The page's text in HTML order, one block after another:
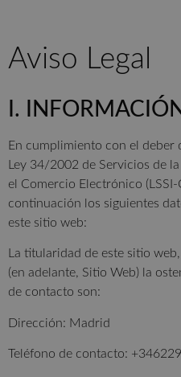
Aviso Legal
I.
En cumplimiento con el deber
Ley 34/2002 de Servicios de
el Comercio Electrónico
continuación los siguientes
este sitio web:
La titularidad de este sitio
(en adelante, Sitio Web) la
de contacto son:
Dirección: Madrid
Teléfono de contacto: